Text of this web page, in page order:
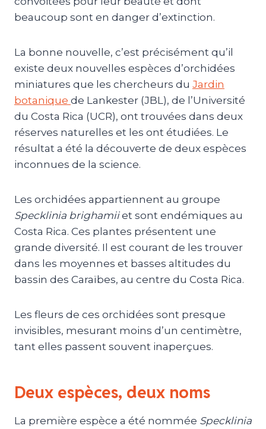
beaucoup sont en danger d’extinction.
La bonne nouvelle, c’est précisément qu’il
existe deux nouvelles espèces d’orchidées
miniatures que les chercheurs du Jardin
botanique de Lankester (JBL), de l’Université
du Costa Rica (UCR), ont trouvées dans deux
réserves naturelles et les ont étudiées. Le
résultat a été la découverte de deux espèces
inconnues de la science.
Les orchidées appartiennent au groupe
Specklinia brighamiiet sont endémiques au
Costa Rica. Ces plantes présentent une
grande diversité. Il est courant de les trouver
dans les moyennes et basses altitudes du
bassin des Caraïbes, au centre du Costa Rica.
Les fleurs de ces orchidées sont presque
invisibles, mesurant moins d’un centimètre,
tant elles passent souvent inaperçues.
Deux espèces, deux noms
La première espèce a été nommée Specklinia